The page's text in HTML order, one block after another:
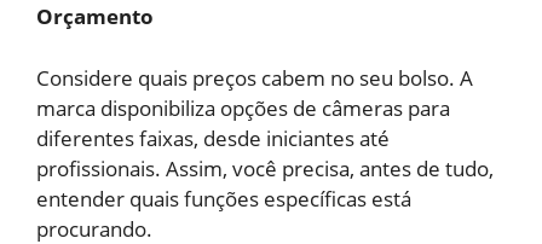
Orçamento
Considere quais preços cabem no seu bolso. A
marca disponibiliza opções de câmeras para
diferentes faixas, desde iniciantes até
profissionais. Assim, você precisa, antes de tudo,
entender quais funções específicas está
procurando.